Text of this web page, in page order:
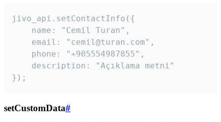
jivo_api.setContactInfo({
    name: "Cemil Turan",
    email: "cemil@turan.com",
    phone: "+905554987855",
    description: "Açıklama metni"
});
setCustomData#